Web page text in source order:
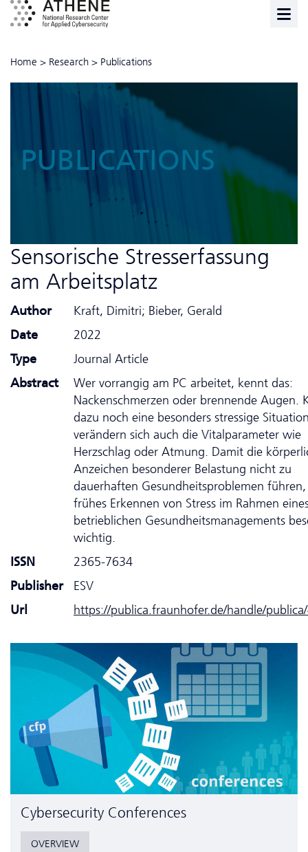
Home > Research > Publications
PUBLICATIONS
Sensorische Stresserfassung
am Arbeitsplatz
Author
Kraft, Dimitri; Bieber, Gerald
Date
2022
Type
Journal Article
Abstract
Wer vorrangig am PC arbeitet, kennt das:
Nackenschmerzen oder brennende Augen.
dazu noch eine besonders stressige
verändern sich auch die Vitalparameter wie
Herzschlag oder Atmung. Damit die
Anzeichen besonderer Belastung nicht zu
dauerhaften Gesundheitsproblemen
frühes Erkennen von Stress im Rahmen
betrieblichen Gesundheitsmanagements
wichtig.
ISSN
2365-7634
Publisher
ESV
Url
https://publica.fraunhofer.de/handle/
Cyber­security Conferences
OVERVIEW